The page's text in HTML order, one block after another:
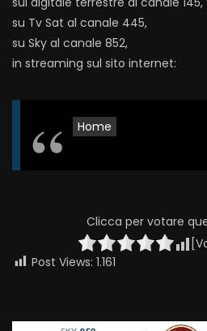
su Tv Sat al canale 445,
su Sky al canale 852,
in streaming sul sito internet:
Home
Clicca per votare
Post Views: 1.161